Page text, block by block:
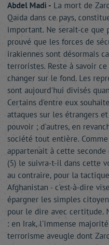
Abdel Madi - La mort de
Qaïda dans ce pays,
important. Ne serait-ce que
prouvé que les forces de
irakiennes sont désormais
terroristes. Reste à savoir
changer sur le fond. Les
sont aujourd'hui divisés
Certains d'entre eux
attaques sur les étrangers
pouvoir ; d'autres, en
société tout entière.
appartenait à cette seconde
(5) le suivra-t-il dans cette
au contraire, pour la
Afghanistan - c'est-à-dire
épargner les simples
pour le dire avec certitude.
: en Irak, l'immense
terrorisme aveugle dont